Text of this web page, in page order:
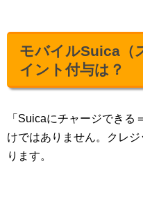
モバイルSuica（
イント付与は？
「Suicaにチャージできる
けではありません。クレ
ります。